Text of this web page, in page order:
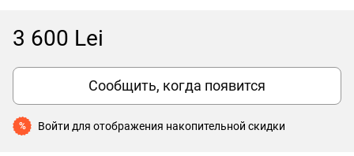
3 600 Lei
Сообщить, когда появится
% Войти для отображения накопительной скидки